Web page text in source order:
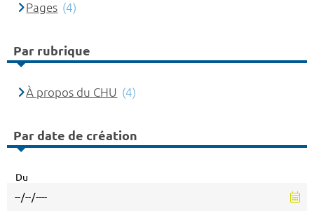
Pages (4)
Par rubrique
À propos du CHU (4)
Par date de création
Du